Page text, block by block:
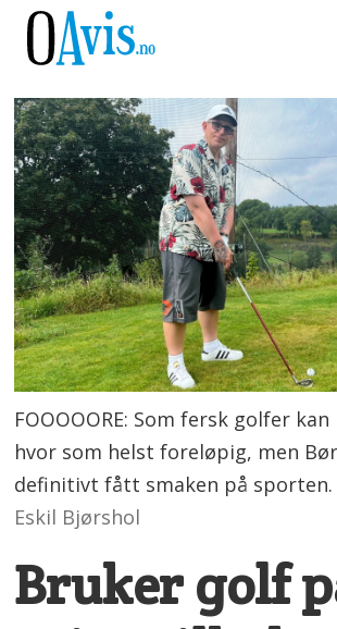
FOOOOORE: Som fersk golfer
hvor som helst foreløpig, men
definitivt fått smaken på sporten.
Eskil Bjørshol
Bruker golf